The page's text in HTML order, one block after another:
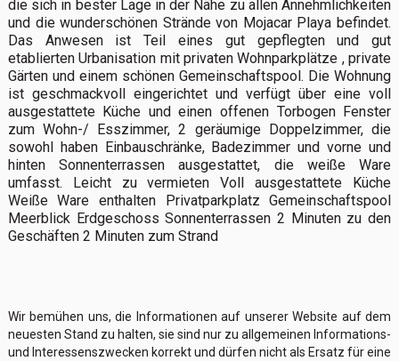
die sich in bester Lage in der Nähe zu allen Annehmlichkeiten
und die wunderschönen Strände von Mojacar Playa befindet.
Das Anwesen ist Teil eines gut gepflegten und gut
etablierten Urbanisation mit privaten Wohnparkplätze , private
Gärten und einem schönen Gemeinschaftspool. Die Wohnung
ist geschmackvoll eingerichtet und verfügt über eine voll
ausgestattete Küche und einen offenen Torbogen Fenster
zum Wohn-/ Esszimmer, 2 geräumige Doppelzimmer, die
sowohl haben Einbauschränke, Badezimmer und vorne und
hinten Sonnenterrassen ausgestattet, die weiße Ware
umfasst. Leicht zu vermieten Voll ausgestattete Küche
Weiße Ware enthalten Privatparkplatz Gemeinschaftspool
Meerblick Erdgeschoss Sonnenterrassen 2 Minuten zu den
Geschäften 2 Minuten zum Strand
Wir bemühen uns, die Informationen auf unserer Website auf dem
neuesten Stand zu halten, sie sind nur zu allgemeinen Informations-
und Interessenszwecken korrekt und dürfen nicht als Ersatz für eine